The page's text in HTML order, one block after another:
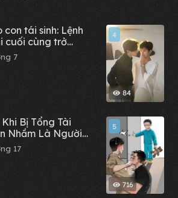
con tái sinh: Lệnh
cuối cùng trở
Thái tử phi
7
Bị Tổng Tài
Nhầm Là Người
Mạng
17
84
4
716
5